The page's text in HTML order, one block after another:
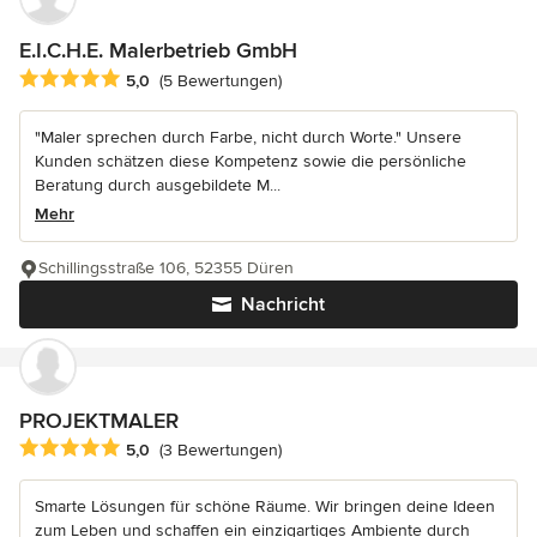
E.I.C.H.E. Malerbetrieb GmbH
Durchschnittliche Bewertung: 5 von 5 Sternen
5,0 (5 Bewertungen)
"Maler sprechen durch Farbe, nicht durch Worte." Unsere
Kunden schätzen diese Kompetenz sowie die persönliche
Beratung durch ausgebildete M...
Mehr
Nachricht
Schillingsstraße 106, 52355 Düren
PROJEKTMALER
Durchschnittliche Bewertung: 5 von 5 Sternen
5,0 (3 Bewertungen)
Smarte Lösungen für schöne Räume. Wir bringen deine Ideen
zum Leben und schaffen ein einzigartiges Ambiente durch